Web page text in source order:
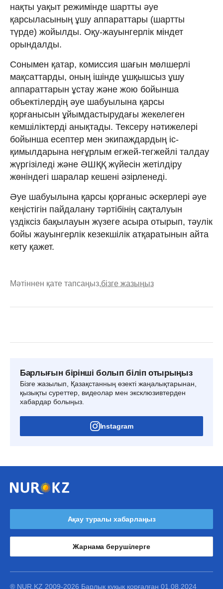
нақты уақыт режимінде шартты әуе
қарсыласының ұшу аппараттары (шартты
түрде) жойылды. Оқу-жауынгерлік міндет
орындалды.
Сонымен қатар, комиссия шағын мөлшерлі
мақсаттарды, оның ішінде ұшқышсыз ұшу
аппараттарын ұстау және жою бойынша
объектілердің әуе шабуылына қарсы
қорғанысын ұйымдастырудағы жекелеген
кемшіліктерді анықтады. Тексеру нәтижелері
бойынша есептер мен экипаждардың іс-
қимылдарына неғұрлым егжей-тегжейлі талдау
жүргізіледі және ӘШҚҚ жүйесін жетілдіру
жөніндегі шаралар кешені әзірленеді.
Әуе шабуылына қарсы қорғаныс әскерлері әуе
кеңістігін пайдалану тәртібінің сақталуын
үздіксіз бақылауын жүзеге асыра отырып, тәулік
бойы жауынгерлік кезекшілік атқаратынын айта
кету қажет.
Мәтіннен қате тапсаңыз,бізге жазыңыз
Барлығын бірінші болып біліп отырыңыз
Бізге жазылып, Қазақстанның өзекті жаңалықтарынан,
қызықты суреттер, видеолар мен эксклюзивтерден
хабардар болыңыз.
Instagram
Ақау туралы хабарлаңыз
Жарнама берушілерге
® NUR.KZ 2009-2026 Барлық құқық қорғалған 01.08.2024